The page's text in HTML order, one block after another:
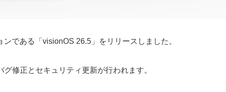
である「visionOS 26.5」をリリースしました。
修正とセキュリティ更新が行われます。